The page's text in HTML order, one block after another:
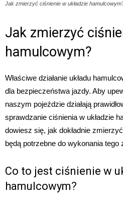
Jak zmierzyć ciśnienie w układzie
Jak zmierzyć
hamulcowym?
Właściwe działanie układu
dla bezpieczeństwa jazdy. Aby
naszym pojeździe działają
sprawdzanie ciśnienia w układzie
dowiesz się, jak dokładnie
będą potrzebne do wykonania tego
Co to jest ciśnienie w
hamulcowym?